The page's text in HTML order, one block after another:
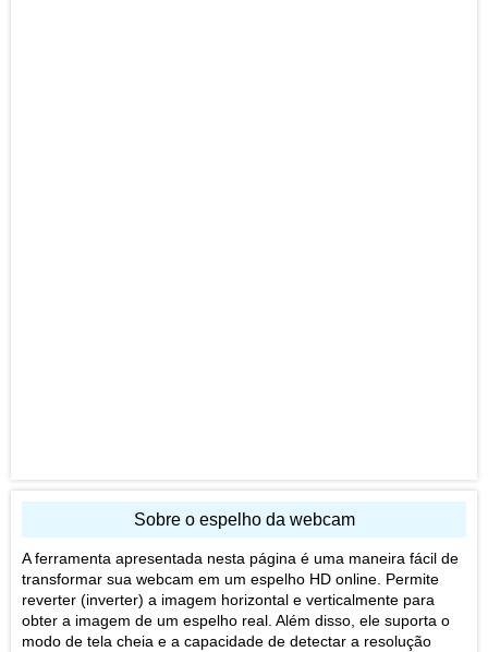
Sobre o espelho da webcam
A ferramenta apresentada nesta página é uma maneira fácil de
transformar sua webcam em um espelho HD online. Permite
reverter (inverter) a imagem horizontal e verticalmente para
obter a imagem de um espelho real. Além disso, ele suporta o
modo de tela cheia e a capacidade de detectar a resolução